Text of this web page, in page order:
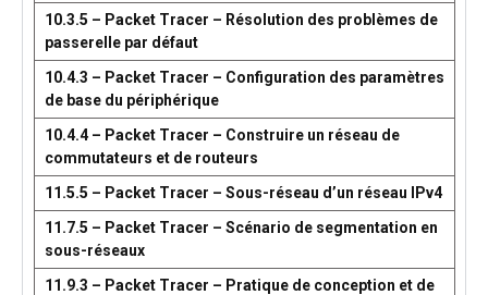
10.3.5 – Packet Tracer – Résolution des problèmes de
passerelle par défaut
10.4.3 – Packet Tracer – Configuration des paramètres
de base du périphérique
10.4.4 – Packet Tracer – Construire un réseau de
commutateurs et de routeurs
11.5.5 – Packet Tracer – Sous-réseau d’un réseau IPv4
11.7.5 – Packet Tracer – Scénario de segmentation en
sous-réseaux
11.9.3 – Packet Tracer – Pratique de conception et de